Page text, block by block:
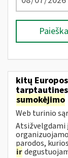
Paieška
kitų
sumokėjimo
Web turinio
Atsižvelgdami
parodos,
ir